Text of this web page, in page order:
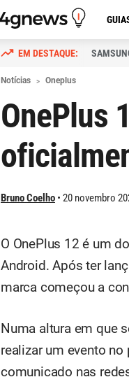
Notícias Oneplus
OnePlus
Bruno Coelho 20 novembro
O OnePlus 12 é um
Android. Após ter
marca começou a
Numa altura em que
realizar um evento
comunicado nas